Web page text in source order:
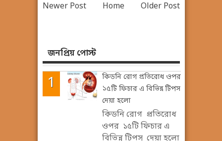
Newer Post Older Post
Home
জনপ্রিয় পোস্ট
কিডনি রোগ প্রতিরোধ ওপর
১৫টি ফিচার এ বিভিন্ন টিপস
দেয়া হলো
কিডনি রোগ প্রতিরোধ
ওপর ১৫টি ফিচার এ
বিভিন্ন টিপস দেয়া হলো